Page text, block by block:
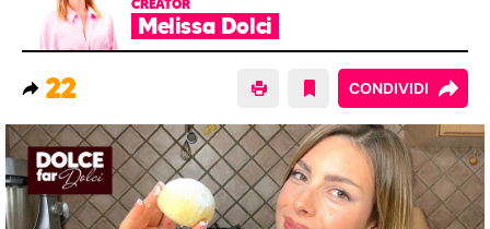
CREATOR
Melissa Dolci
22 CONDIVIDI